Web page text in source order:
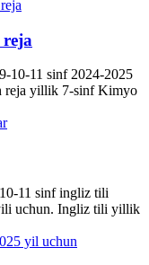
10-11 sinf 2024-2025
reja yillik 7-sinf Kimyo
11 sinf ingliz tili
uchun. Ingliz tili yillik